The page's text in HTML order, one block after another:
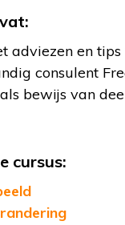
adviezen en tips
consulent
bewijs van
cursus: